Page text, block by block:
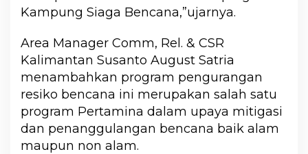
Kampung Siaga Bencana,”ujarnya.
Area Manager Comm, Rel. & CSR
Kalimantan Susanto August Satria
menambahkan program pengurangan
resiko bencana ini merupakan salah satu
program Pertamina dalam upaya mitigasi
dan penanggulangan bencana baik alam
maupun non alam.